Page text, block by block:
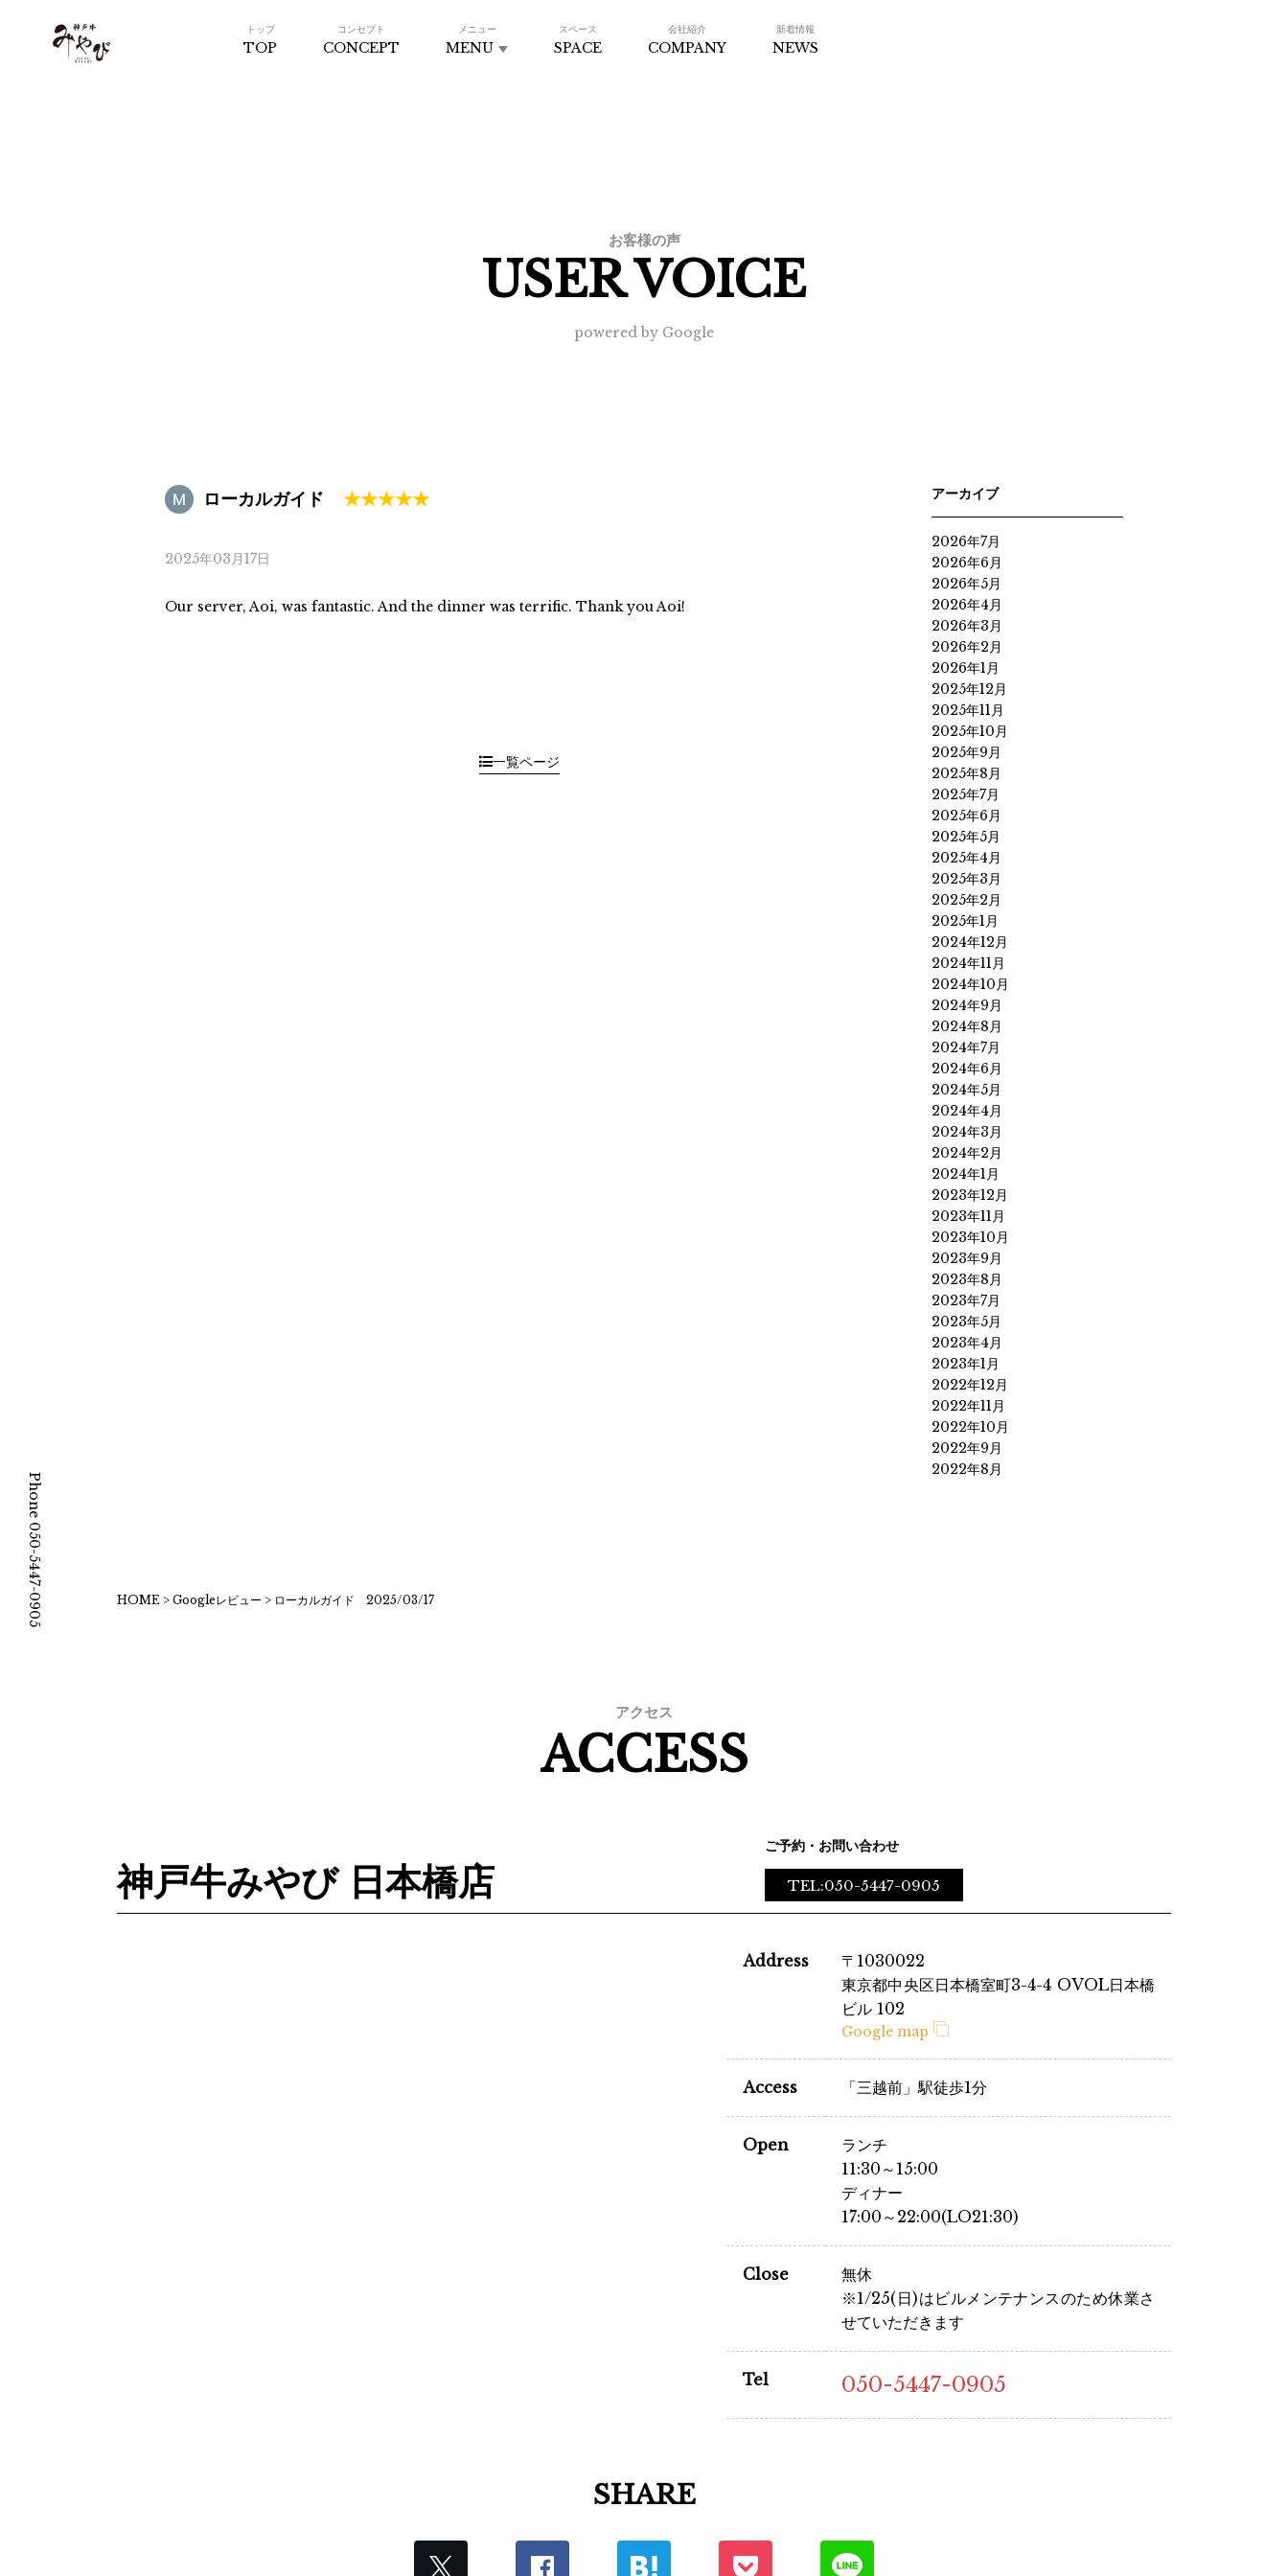
トップ
TOP
コンセプト
CONCEPT
メニュー
MENU
スペース
SPACE
会社紹介
COMPANY
新着情報
NEWS
お客様の声
USER VOICE
powered by Google
ローカルガイド
2025年03月17日
Our server, Aoi, was fantastic. And the dinner was terrific. Thank you Aoi!
一覧ページ
アーカイブ
2026年7月
2026年6月
2026年5月
2026年4月
2026年3月
2026年2月
2026年1月
2025年12月
2025年11月
2025年10月
2025年9月
2025年8月
2025年7月
2025年6月
2025年5月
2025年4月
2025年3月
2025年2月
2025年1月
2024年12月
2024年11月
2024年10月
2024年9月
2024年8月
2024年7月
2024年6月
2024年5月
2024年4月
2024年3月
2024年2月
2024年1月
2023年12月
2023年11月
2023年10月
2023年9月
2023年8月
2023年7月
2023年5月
2023年4月
2023年1月
2022年12月
2022年11月
2022年10月
2022年9月
2022年8月
HOME > Googleレビュー > ローカルガイド 2025/03/17
アクセス
ACCESS
神戸牛みやび 日本橋店
ご予約・お問い合わせ
TEL:050-5447-0905
Address
〒1030022
東京都中央区日本橋室町3-4-4 OVOL日本橋
ビル 102
Google map
Access 「三越前」駅徒歩1分
Open
ランチ
11:30～15:00
ディナー
17:00～22:00(LO21:30)
Close
無休
※1/25(日)はビルメンテナンスのため休業さ
せていただきます
Tel 050-5447-0905
SHARE
Phone 050-5447-0905